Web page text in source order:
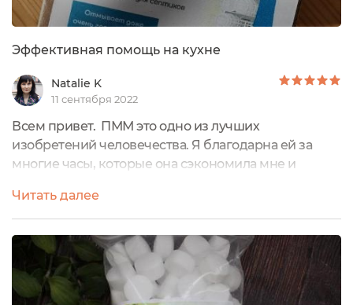
Эффективная помощь на кухне
Natalie K
11 сентября 2022
Всем привет. ПММ это одно из лучших
изобретений человечества. Я благодарна ей за
многие часы, которые она сэкономила мне и
ей пользуюсь каждый день и, конечно, стараюсь
выбирать эффективные и безопасные
средства. Мой запрос к подобным средствам:
эффективно отмывать загрязнения, очищать белые
кружки от следов чая и кофе, полностью
смываться, не оставляя...
Читать далее